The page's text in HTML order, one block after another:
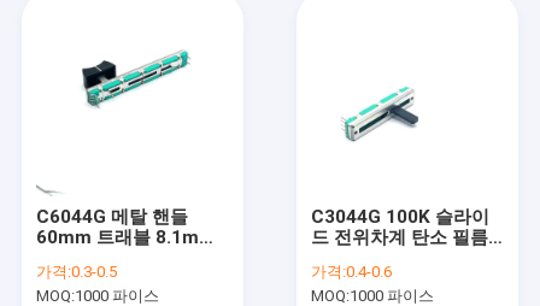
C6044G 메탈 핸들
60mm 트래블 8.1mm
어폰 및 마이크에 사용
가격:0.3-0.5
MOQ:1000 파이스
C3044G 100K 슬라이
드 전위차계 탄소 필름
가격:0.4-0.6
MOQ:1000 파이스